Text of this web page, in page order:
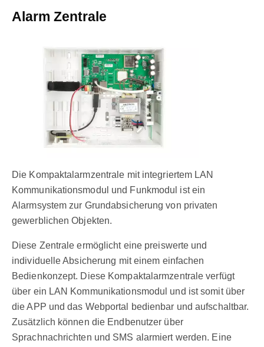
Alarm Zentrale
Die Kompaktalarmzentrale mit integriertem LAN
Kommunikationsmodul und Funkmodul ist ein
Alarmsystem zur Grundabsicherung von privaten
gewerblichen Objekten.
Diese Zentrale ermöglicht eine preiswerte und
individuelle Absicherung mit einem einfachen
Bedienkonzept. Diese Kompaktalarmzentrale verfügt
über ein LAN Kommunikationsmodul und ist somit über
die APP und das Webportal bedienbar und aufschaltbar.
Zusätzlich können die Endbenutzer über
Sprachnachrichten und SMS alarmiert werden. Eine